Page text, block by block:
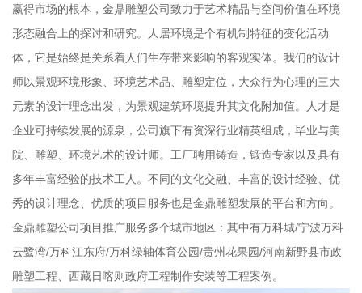
赢得市场的根本，金鼎雕塑公司致力于艺术精品与空间价值在环境
形态融合上的探讨和研究。人居环境是个有机制特征的变化活动
体，它是始终是关系着人们生存带来影响的客观实体。我们的设计
师以景观环境形象、环境艺术品、雕塑定位，大众行为心理的三大
元素的设计理念出发，为景观建筑环境提升其文化附加值。人才是
企业可持续发展的源泉，公司旗下有资深行业精英组成，毕业与美
院、雕塑、环境艺术的设计师。工厂聘用铸造，锻造专家以及具有
多年丰富经验的技术工人。不同的文化交融、丰富的设计经验、优
秀的设计理念、优质的项目服务也是金鼎雕塑发展的平台和方向。
金鼎雕塑公司项目推广服务多个城市地区：其中有万科城/宁波万科
云鹭湾/万科江东府/万科绿轴体育公园/贵州花果园/河南新野县市政
雕塑工程、西藏日喀则政府工程制作安装等工程案例。